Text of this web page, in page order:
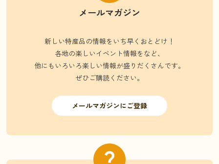
メールマガジン
新しい特産品の情報をいち早くおとどけ！
各地の楽しいイベント情報をなど、
他にもいろいろ楽しい情報が盛りだくさんです。
ぜひご購読ください。
メールマガジンにご登録